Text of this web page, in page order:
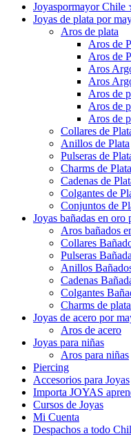
Joyaspormayor Chile
Joyas de plata por
Aros de plata
Aros de
Aros de
Aros
Aros
Aros de
Aros de
Aros de
Collares de
Anillos de Plata
Pulseras de
Charms de Plata
Cadenas de
Colgantes de
Conjuntos de
Joyas bañadas en oro
Aros bañados
Collares
Pulseras
Anillos
Cadenas
Colgantes
Charms de
Joyas de acero por
Aros de acero
Joyas para niñas
Aros para niñas
Piercing
Accesorios para Joyas
Importa JOYAS
Cursos de Joyas
Mi Cuenta
Despachos a todo